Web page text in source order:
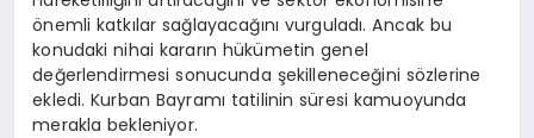
önemli katkılar sağlayacağını vurguladı. Ancak bu
konudaki nihai kararın hükümetin genel
değerlendirmesi sonucunda şekilleneceğini sözlerine
ekledi. Kurban Bayramı tatilinin süresi kamuoyunda
merakla bekleniyor.